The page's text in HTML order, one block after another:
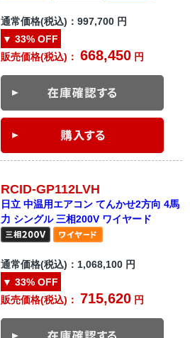
通常価格(税込)：997,700 円
▼ 33% OFF
販売価格(税込)：668,450 円
RCID-GP112LVH
日立 中温用エアコン てんかせ2方向 4馬
力 シングル 三相200V ワイヤード
通常価格(税込)： 1,068,100 円
▼ 33% OFF
販売価格(税込)： 715,620 円